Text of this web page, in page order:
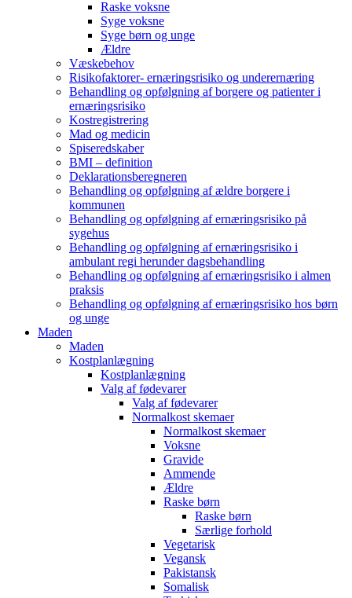
Raske voksne
Syge voksne
Syge børn og unge
Ældre
Væskebehov
Risikofaktorer- ernæringsrisiko og underernæring
Behandling og opfølgning af borgere og patienter i
ernæringsrisiko
Kostregistrering
Mad og medicin
Spiseredskaber
BMI – definition
Deklarationsberegneren
Behandling og opfølgning af ældre borgere i
kommunen
Behandling og opfølgning af ernæringsrisiko på
sygehus
Behandling og opfølgning af ernæringsrisiko i
ambulant regi herunder dagsbehandling
Behandling og opfølgning af ernæringsrisiko i almen
praksis
Behandling og opfølgning af ernæringsrisiko hos børn
og unge
Maden
Maden
Kostplanlægning
Kostplanlægning
Valg af fødevarer
Valg af fødevarer
Normalkost skemaer
Normalkost skemaer
Voksne
Gravide
Ammende
Ældre
Raske børn
Raske børn
Særlige forhold
Vegetarisk
Vegansk
Pakistansk
Somalisk